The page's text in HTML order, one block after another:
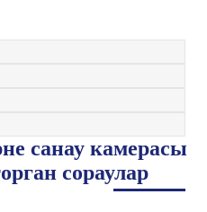
санау камерасы
сораулар